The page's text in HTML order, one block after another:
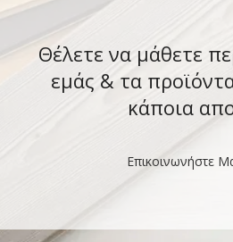
Θέλετε να μάθετε
εμάς & τα
κάποια
Επικοινωνήστε